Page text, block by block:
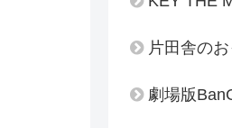
片田舎の
劇場版